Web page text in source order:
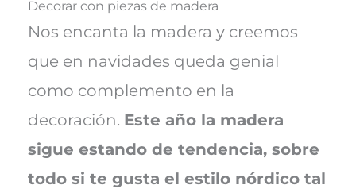
Decorar con piezas de madera
Nos encanta la madera y creemos
que en navidades queda genial
como complemento en la
decoración. Este año la madera
sigue estando de tendencia, sobre
todo si te gusta el estilo nórdico tal